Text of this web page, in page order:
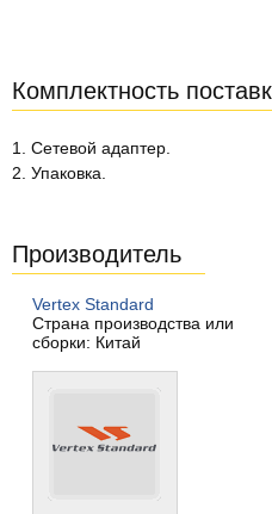
Комплектность
1. Сетевой адаптер.
2. Упаковка.
Производитель
Vertex Standard
Страна производства или
сборки: Китай